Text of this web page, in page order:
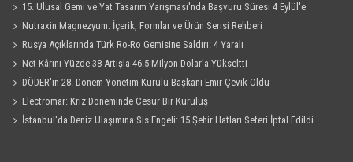
15. Ulusal Gemi ve Yat Tasarım Yarışması'nda Başvuru Süresi 4 Eylül'e
Uzatıldı
Nutraxin Magnezyum: İçerik, Formlar ve Ürün Serisi Rehberi
Rusya Açıklarında Türk Ro-Ro Gemisine Saldırı: 4 Yaralı
Net Kârını Yüzde 38 Artışla 46.5 Milyon Dolar’a Yükseltti
DÖDER'in 28. Dönem Yönetim Kurulu Başkanı Emir Çevik Oldu
Electromar: Kriz Döneminde Cesur Bir Kuruluş
İstanbul'da Deniz Ulaşımına Sis Engeli: 15 Şehir Hatları Seferi İptal Edildi